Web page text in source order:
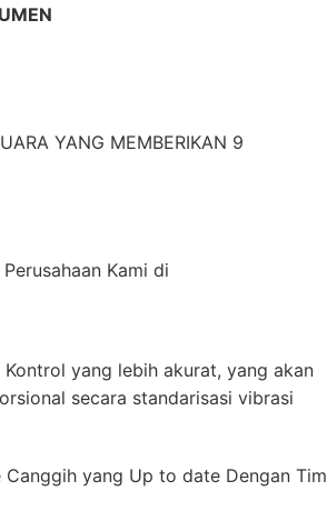
YANG MEMBERIKAN 9
Kami di
yang lebih akurat, yang akan
secara standarisasi vibrasi
yang Up to date Dengan Tim